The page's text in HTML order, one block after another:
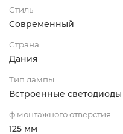
Стиль
Современный
Страна
Дания
Тип лампы
Встроенные светодиоды
ф монтажного отверстия
125 мм